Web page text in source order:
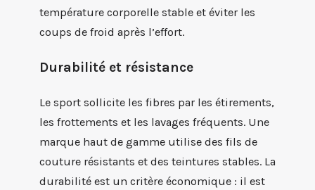
température corporelle stable et éviter les
coups de froid après l’effort.
Durabilité et résistance
Le sport sollicite les fibres par les étirements,
les frottements et les lavages fréquents. Une
marque haut de gamme utilise des fils de
couture résistants et des teintures stables. La
durabilité est un critère économique : il est